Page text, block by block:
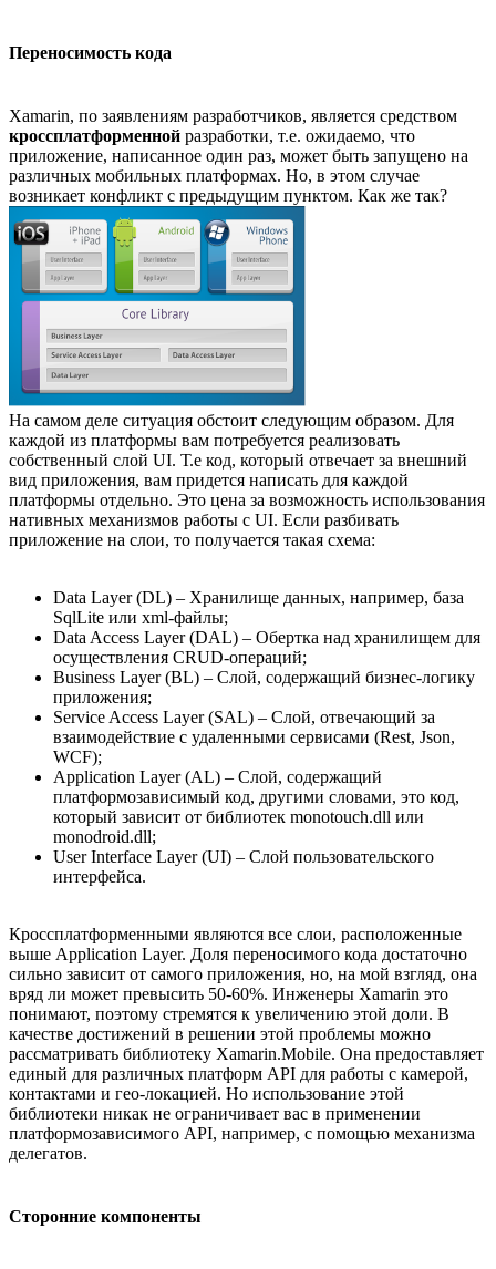
Переносимость кода
Xamarin, по заявлениям разработчиков, является средством
кроссплатформенной разработки, т.е. ожидаемо, что
приложение, написанное один раз, может быть запущено на
различных мобильных платформах. Но, в этом случае
возникает конфликт с предыдущим пунктом. Как же так?
На самом деле ситуация обстоит следующим образом. Для
каждой из платформы вам потребуется реализовать
собственный слой UI. Т.е код, который отвечает за внешний
вид приложения, вам придется написать для каждой
платформы отдельно. Это цена за возможность использования
нативных механизмов работы с UI. Если разбивать
приложение на слои, то получается такая схема:
Data Layer (DL) – Хранилище данных, например, база
SqlLite или xml-файлы;
Data Access Layer (DAL) – Обертка над хранилищем для
осуществления CRUD-операций;
Business Layer (BL) – Слой, содержащий бизнес-логику
приложения;
Service Access Layer (SAL) – Слой, отвечающий за
взаимодействие с удаленными сервисами (Rest, Json,
WCF);
Application Layer (AL) – Слой, содержащий
платформозависимый код, другими словами, это код,
который зависит от библиотек monotouch.dll или
monodroid.dll;
User Interface Layer (UI) – Слой пользовательского
интерфейса.
Кроссплатформенными являются все слои, расположенные
выше Application Layer. Доля переносимого кода достаточно
сильно зависит от самого приложения, но, на мой взгляд, она
вряд ли может превысить 50-60%. Инженеры Xamarin это
понимают, поэтому стремятся к увеличению этой доли. В
качестве достижений в решении этой проблемы можно
рассматривать библиотеку Xamarin.Mobile. Она предоставляет
единый для различных платформ API для работы с камерой,
контактами и гео-локацией. Но использование этой
библиотеки никак не ограничивает вас в применении
платформозависимого API, например, с помощью механизма
делегатов.
Сторонние компоненты